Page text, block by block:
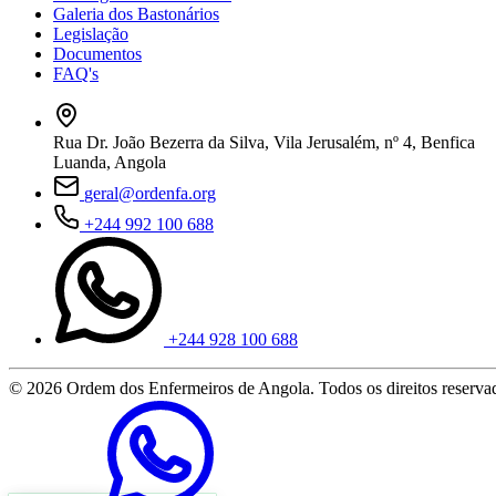
Galeria dos Bastonários
Legislação
Documentos
FAQ's
Rua Dr. João Bezerra da Silva, Vila Jerusalém, nº 4, Benfica
Luanda, Angola
geral@ordenfa.org
+244 992 100 688
+244 928 100 688
© 2026 Ordem dos Enfermeiros de Angola. Todos os direitos